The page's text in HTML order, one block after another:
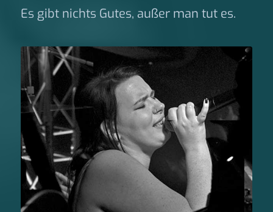
Es gibt nichts Gutes, außer man tut es.